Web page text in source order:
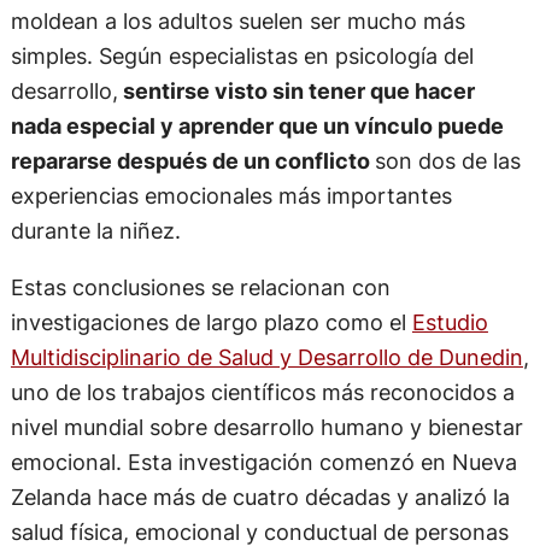
moldean a los adultos suelen ser mucho más
simples. Según especialistas en psicología del
desarrollo, sentirse visto sin tener que hacer
nada especial y aprender que un vínculo puede
repararse después de un conflicto son dos de las
experiencias emocionales más importantes
durante la niñez.
Estas conclusiones se relacionan con
investigaciones de largo plazo como el Estudio
Multidisciplinario de Salud y Desarrollo de Dunedin,
uno de los trabajos científicos más reconocidos a
nivel mundial sobre desarrollo humano y bienestar
emocional. Esta investigación comenzó en Nueva
Zelanda hace más de cuatro décadas y analizó la
salud física, emocional y conductual de personas